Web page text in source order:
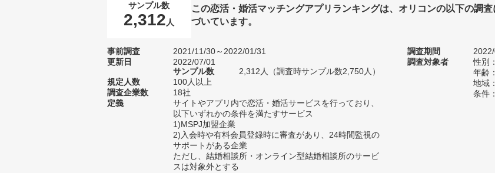
サンプル数
2,312 人
この恋活・婚活マッチングアプリランキングは、オリコンの以下の調査
づいています。
事前調査
2021/11/30～2022/01/31
更新日
2022/07/01
サンプル数
2,312人（調査時サンプル数2,750人）
規定人数
100人以上
調査企業数
18社
定義
サイトやアプリ内で恋活・婚活サービスを行っており、
以下いずれかの条件を満たすサービス
1)MSPJ加盟企業
2)入会時や有料会員登録時に審査があり、24時間監視の
サポートがある企業
ただし、結婚相談所・オンライン型結婚相談所のサービ
スは対象外とする
調査期間
調査対象者
性別
年齢
地域
条件